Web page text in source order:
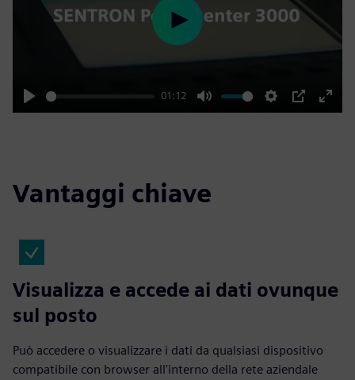
Play
01:12
Mute Settings
PIP
Enter
Play
Vantaggi chiave
Visualizza e accede ai dati ovunque
sul posto
Può accedere o visualizzare i dati da qualsiasi dispositivo
compatibile con browser all'interno della rete aziendale